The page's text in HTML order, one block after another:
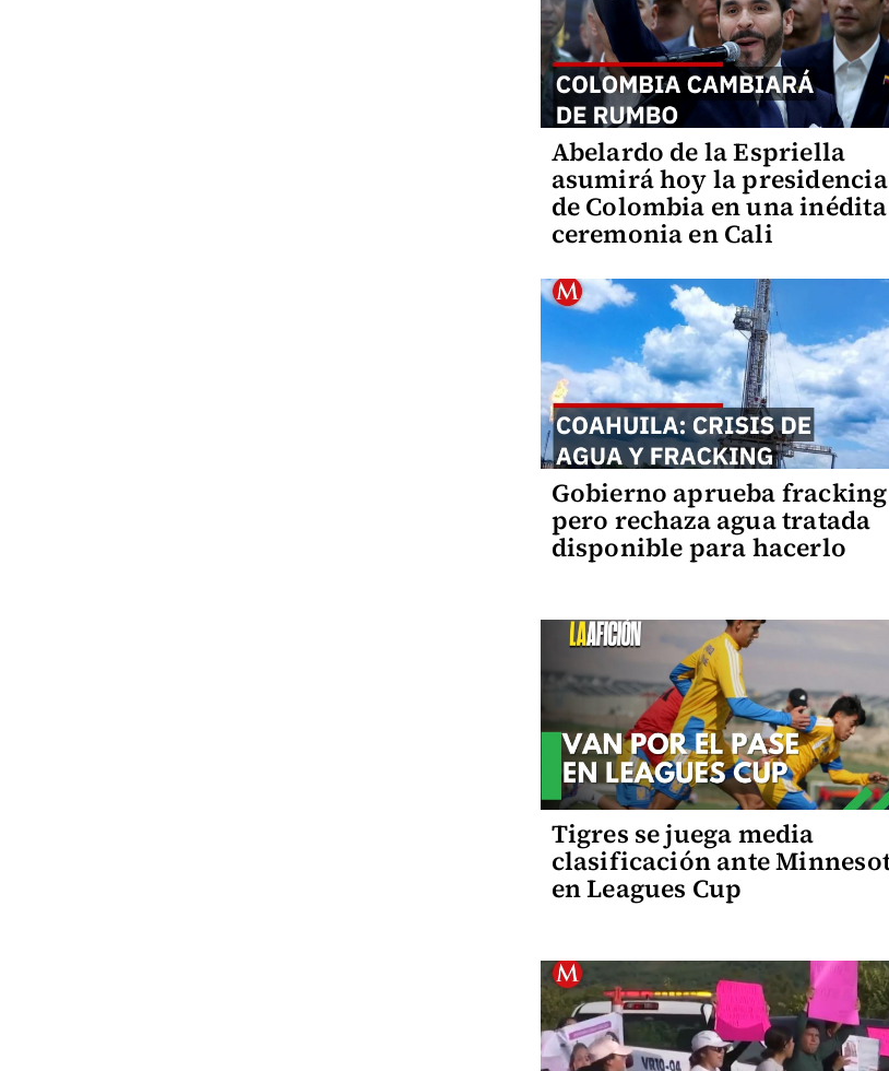
Abelardo de la Espriella
asumirá hoy la presidencia
de Colombia en una inédita
ceremonia en Cali
Gobierno aprueba fracking
pero rechaza agua tratada
disponible para hacerlo
Tigres se juega media
clasificación ante
en Leagues Cup